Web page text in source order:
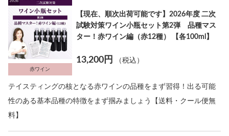
赤ワイン
【現在、順次出荷可能です】2026年度 二次
試験対策ワイン小瓶セット第2弾 品種マス
ター！赤ワイン編（赤12種） 【各100ml】
13,200円 （税込）
テイスティングの核となる赤ワインの品種をまず習得！出る可能
性のある基本品種の特徴をまず掴みましょう【送料・クール便無
料】